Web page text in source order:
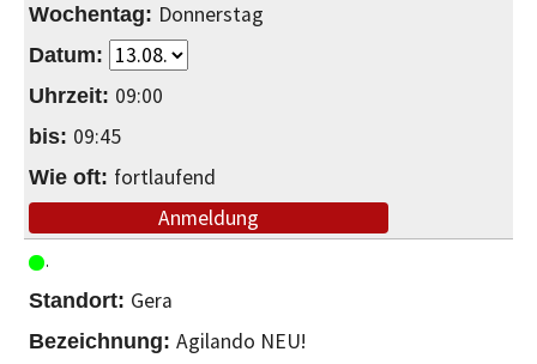
Donnerstag
09:00
09:45
fortlaufend
Anmeldung
Gera
Agilando NEU!